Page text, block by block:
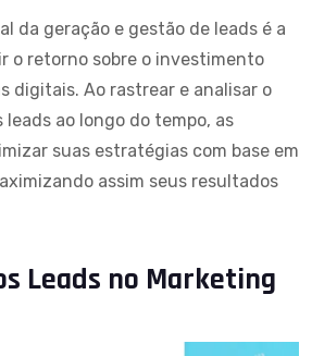
da geração e gestão de leads é a
o retorno sobre o investimento
digitais. Ao rastrear e analisar o
ao longo do tempo, as
suas estratégias com base em
assim seus resultados
Leads no Marketing